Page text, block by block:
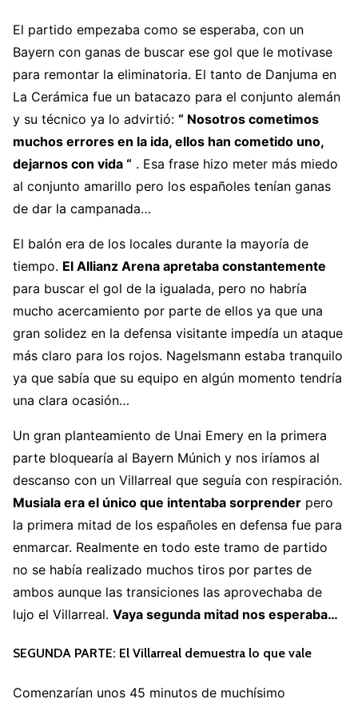
El partido empezaba como se esperaba, con un
Bayern con ganas de buscar ese gol que le motivase
para remontar la eliminatoria. El tanto de Danjuma en
La Cerámica fue un batacazo para el conjunto alemán
y su técnico ya lo advirtió: “ Nosotros cometimos
muchos errores en la ida, ellos han cometido uno,
dejarnos con vida “ . Esa frase hizo meter más miedo
al conjunto amarillo pero los españoles tenían ganas
de dar la campanada…
El balón era de los locales durante la mayoría de
tiempo. El Allianz Arena apretaba constantemente
para buscar el gol de la igualada, pero no habría
mucho acercamiento por parte de ellos ya que una
gran solidez en la defensa visitante impedía un ataque
más claro para los rojos. Nagelsmann estaba tranquilo
ya que sabía que su equipo en algún momento tendría
una clara ocasión…
Un gran planteamiento de Unai Emery en la primera
parte bloquearía al Bayern Múnich y nos iríamos al
descanso con un Villarreal que seguía con respiración.
Musiala era el único que intentaba sorprender pero
la primera mitad de los españoles en defensa fue para
enmarcar. Realmente en todo este tramo de partido
no se había realizado muchos tiros por partes de
ambos aunque las transiciones las aprovechaba de
lujo el Villarreal. Vaya segunda mitad nos esperaba…
SEGUNDA PARTE: El Villarreal demuestra lo que vale
Comenzarían unos 45 minutos de muchísimo